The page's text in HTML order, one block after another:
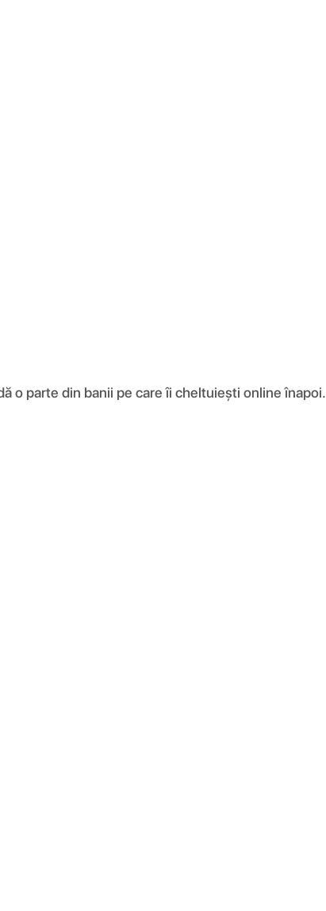
o parte din banii pe care îi cheltuiești online înapoi.